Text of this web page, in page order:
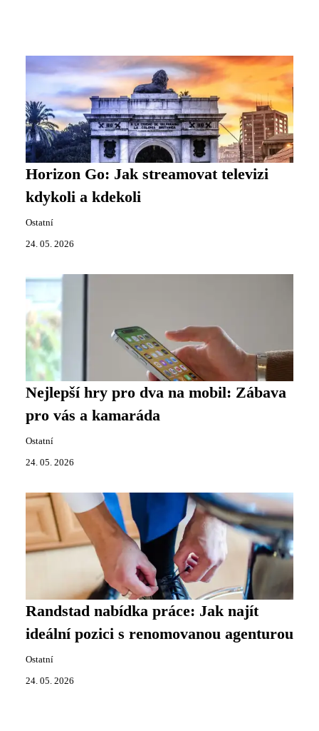
Horizon Go: Jak streamovat televizi
kdykoli a kdekoli
Ostatní
24. 05. 2026
Nejlepší hry pro dva na mobil: Zábava
pro vás a kamaráda
Ostatní
24. 05. 2026
Randstad nabídka práce: Jak najít
ideální pozici s renomovanou agenturou
Ostatní
24. 05. 2026